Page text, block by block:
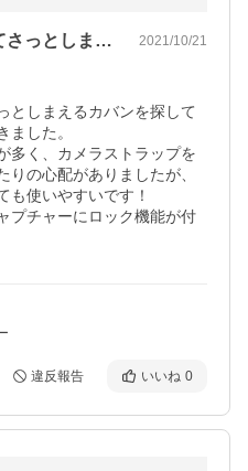
旅行中にさっと取り出せてさっとしまえる… 2021/10/21
としまえるカバンを探して
ました。
多く、カメラストラップを
りの心配がありましたが、
も使いやすいです！
プチャーにロック機能が付
違反報告 いいね 0